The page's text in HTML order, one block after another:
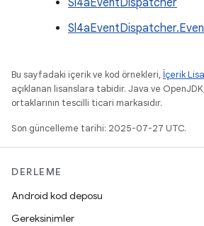
Sl4aEventDispatcher
Bu sayfadaki içerik ve kod örnekleri, İçerik
açıklanan lisanslara tabidir. Java ve
ortaklarının tescilli ticari markasıdır.
Son güncelleme tarihi: 2025-07-27 UTC.
DERLEME
Android kod deposu
Gereksinimler